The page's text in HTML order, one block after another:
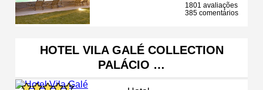
1801 avaliações
385 comentários
HOTEL VILA GALÉ COLLECTION
PALÁCIO …